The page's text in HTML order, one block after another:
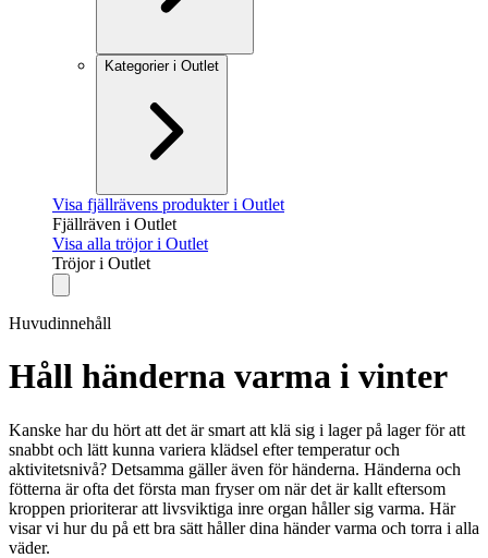
Kategorier i Outlet
Visa fjällrävens produkter i Outlet
Fjällräven i Outlet
Visa alla tröjor i Outlet
Tröjor i Outlet
Huvudinnehåll
Håll händerna varma i vinter
Kanske har du hört att det är smart att klä sig i lager på lager för att
snabbt och lätt kunna variera klädsel efter temperatur och
aktivitetsnivå? Detsamma gäller även för händerna. Händerna och
fötterna är ofta det första man fryser om när det är kallt eftersom
kroppen prioriterar att livsviktiga inre organ håller sig varma. Här
visar vi hur du på ett bra sätt håller dina händer varma och torra i alla
väder.